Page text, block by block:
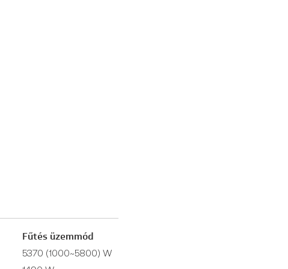
Fűtés üzemmód
5370 (1000~5800) W